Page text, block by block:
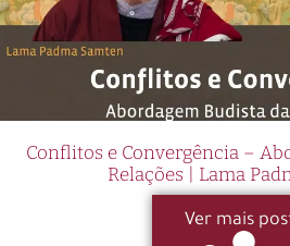
Conflitos e Convergência –
Relações | Lama
Ver mais